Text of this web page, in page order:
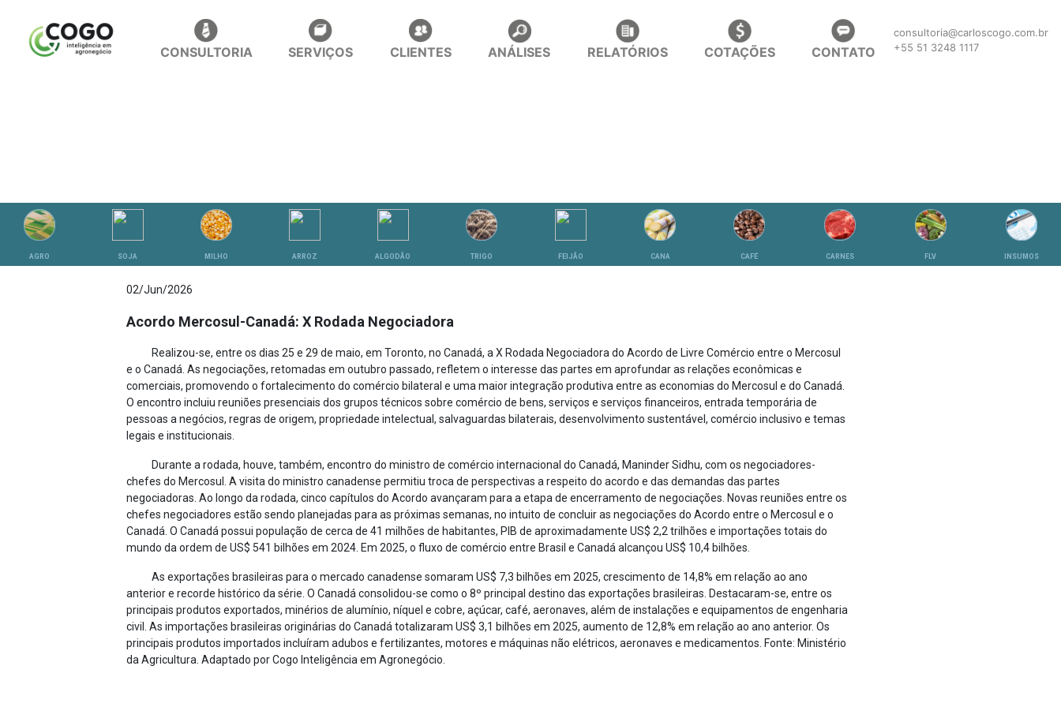
CONSULTORIA SERVIÇOS CLIENTES ANÁLISES RELATÓRIOS COTAÇÕES CONTATO
consultoria@carloscogo.com.br
+55 51 3248 1117
AGRO SOJA MILHO ARROZ ALGODÃO TRIGO FEIJÃO CANA CAFÉ CARNES FLV INSUMOS
02/Jun/2026
Acordo Mercosul-Canadá: X Rodada Negociadora
Realizou-se, entre os dias 25 e 29 de maio, em Toronto, no Canadá, a X Rodada Negociadora do Acordo de Livre Comércio entre o Mercosul
e o Canadá. As negociações, retomadas em outubro passado, refletem o interesse das partes em aprofundar as relações econômicas e
comerciais, promovendo o fortalecimento do comércio bilateral e uma maior integração produtiva entre as economias do Mercosul e do Canadá.
O encontro incluiu reuniões presenciais dos grupos técnicos sobre comércio de bens, serviços e serviços financeiros, entrada temporária de
pessoas a negócios, regras de origem, propriedade intelectual, salvaguardas bilaterais, desenvolvimento sustentável, comércio inclusivo e temas
legais e institucionais.
Durante a rodada, houve, também, encontro do ministro de comércio internacional do Canadá, Maninder Sidhu, com os negociadores-
chefes do Mercosul. A visita do ministro canadense permitiu troca de perspectivas a respeito do acordo e das demandas das partes
negociadoras. Ao longo da rodada, cinco capítulos do Acordo avançaram para a etapa de encerramento de negociações. Novas reuniões entre os
chefes negociadores estão sendo planejadas para as próximas semanas, no intuito de concluir as negociações do Acordo entre o Mercosul e o
Canadá. O Canadá possui população de cerca de 41 milhões de habitantes, PIB de aproximadamente US$ 2,2 trilhões e importações totais do
mundo da ordem de US$ 541 bilhões em 2024. Em 2025, o fluxo de comércio entre Brasil e Canadá alcançou US$ 10,4 bilhões.
As exportações brasileiras para o mercado canadense somaram US$ 7,3 bilhões em 2025, crescimento de 14,8% em relação ao ano
anterior e recorde histórico da série. O Canadá consolidou-se como o 8º principal destino das exportações brasileiras. Destacaram-se, entre os
principais produtos exportados, minérios de alumínio, níquel e cobre, açúcar, café, aeronaves, além de instalações e equipamentos de engenharia
civil. As importações brasileiras originárias do Canadá totalizaram US$ 3,1 bilhões em 2025, aumento de 12,8% em relação ao ano anterior. Os
principais produtos importados incluíram adubos e fertilizantes, motores e máquinas não elétricos, aeronaves e medicamentos. Fonte: Ministério
da Agricultura. Adaptado por Cogo Inteligência em Agronegócio.